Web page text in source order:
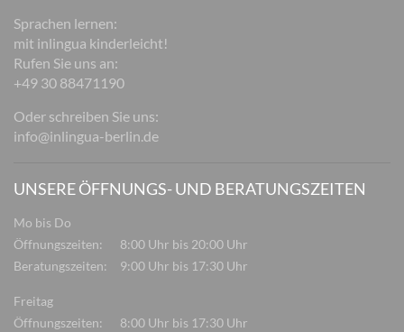
Sprachen lernen:
mit inlingua kinderleicht!
Rufen Sie uns an:
+49 30 88471190
Oder schreiben Sie uns:
info@inlingua-berlin.de
UNSERE ÖFFNUNGS- UND BERATUNGSZEITEN
Mo bis Do
Öffnungszeiten:
8:00 Uhr bis 20:00 Uhr
Beratungszeiten:
9:00 Uhr bis 17:30 Uhr
Freitag
Öffnungszeiten:
8:00 Uhr bis 17:30 Uhr